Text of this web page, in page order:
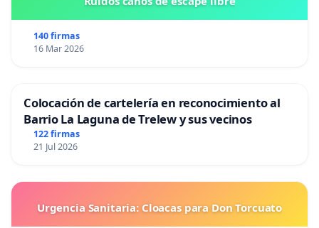
140 firmas
16 Mar 2026
Colocación de cartelería en reconocimiento al
Barrio La Laguna de Trelew y sus vecinos
122 firmas
21 Jul 2026
Urgencia Sanitaria: Cloacas para Don Torcuato